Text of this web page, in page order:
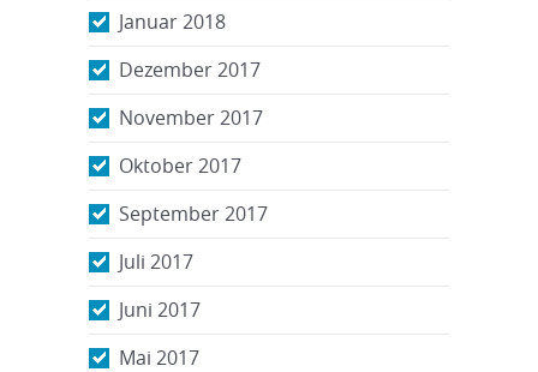
Januar 2018
Dezember 2017
November 2017
Oktober 2017
September 2017
Juli 2017
Juni 2017
Mai 2017